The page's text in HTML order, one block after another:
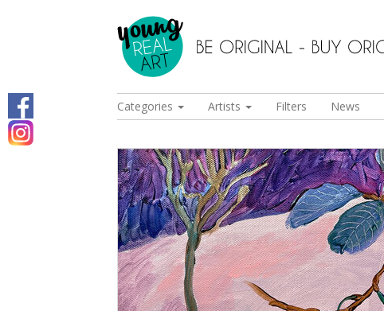
Categories Artists Filters News